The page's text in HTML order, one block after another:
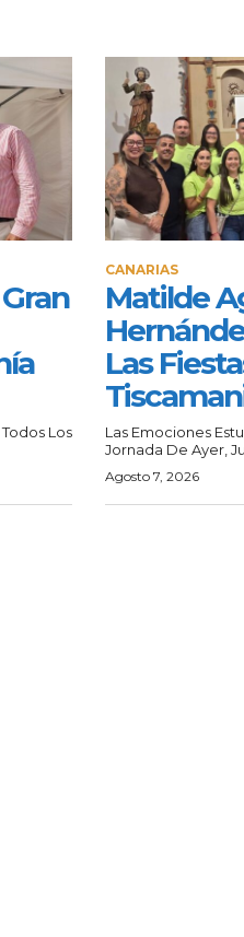
Los
CANARIAS
Matilde
Las
Las Emociones
Jornada De Ayer,
Agosto 7, 2026